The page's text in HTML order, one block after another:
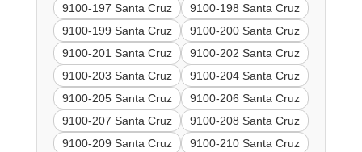
9100-197 Santa Cruz
9100-198 Santa Cruz
9100-199 Santa Cruz
9100-200 Santa Cruz
9100-201 Santa Cruz
9100-202 Santa Cruz
9100-203 Santa Cruz
9100-204 Santa Cruz
9100-205 Santa Cruz
9100-206 Santa Cruz
9100-207 Santa Cruz
9100-208 Santa Cruz
9100-209 Santa Cruz
9100-210 Santa Cruz